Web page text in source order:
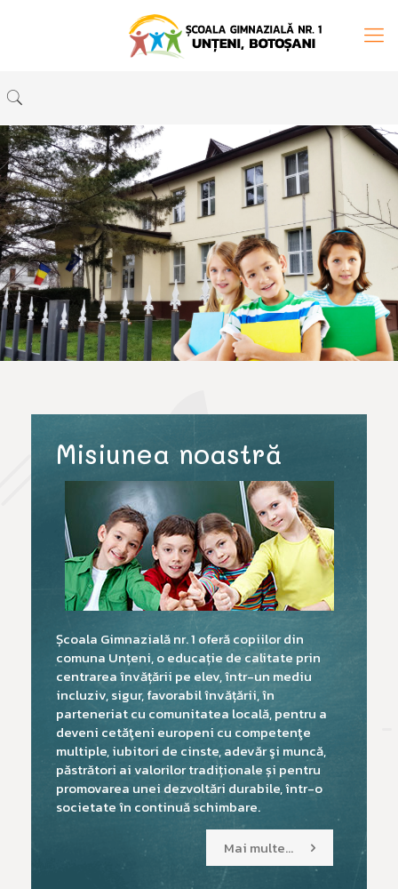
Misiunea noastră
Școala Gimnazială nr. 1 oferă copiilor din
comuna Unțeni, o educație de calitate prin
centrarea învățării pe elev, într-un mediu
incluziv, sigur, favorabil învățării, în
parteneriat cu comunitatea locală, pentru a
deveni cetăţeni europeni cu competenţe
multiple, iubitori de cinste, adevăr şi muncă,
păstrători ai valorilor tradiționale și pentru
promovarea unei dezvoltări durabile, într-o
societate în continuă schimbare.
Mai multe...